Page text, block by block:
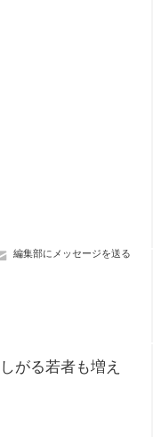
編集部にメッセージを送る
がる若者も増え